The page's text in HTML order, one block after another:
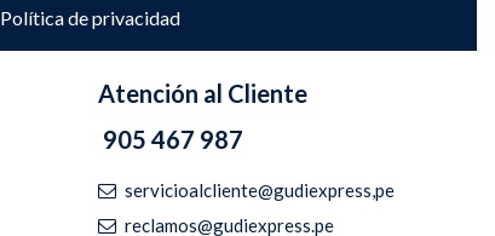
Política de privacidad
Atención al Cliente
905 467 987
servicioalcliente@gudiexpress,pe
reclamos@gudiexpress.pe